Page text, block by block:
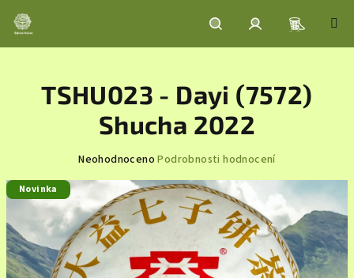
obsah
HledatPřihlášeníNákupní
košík
TSHU023 - Dayi (7572)
Shucha 2022
Průměrné
produktu
je
0,0
z
5
hvězdiček.
Neohodnoceno Podrobnosti hodnocení
Novinka